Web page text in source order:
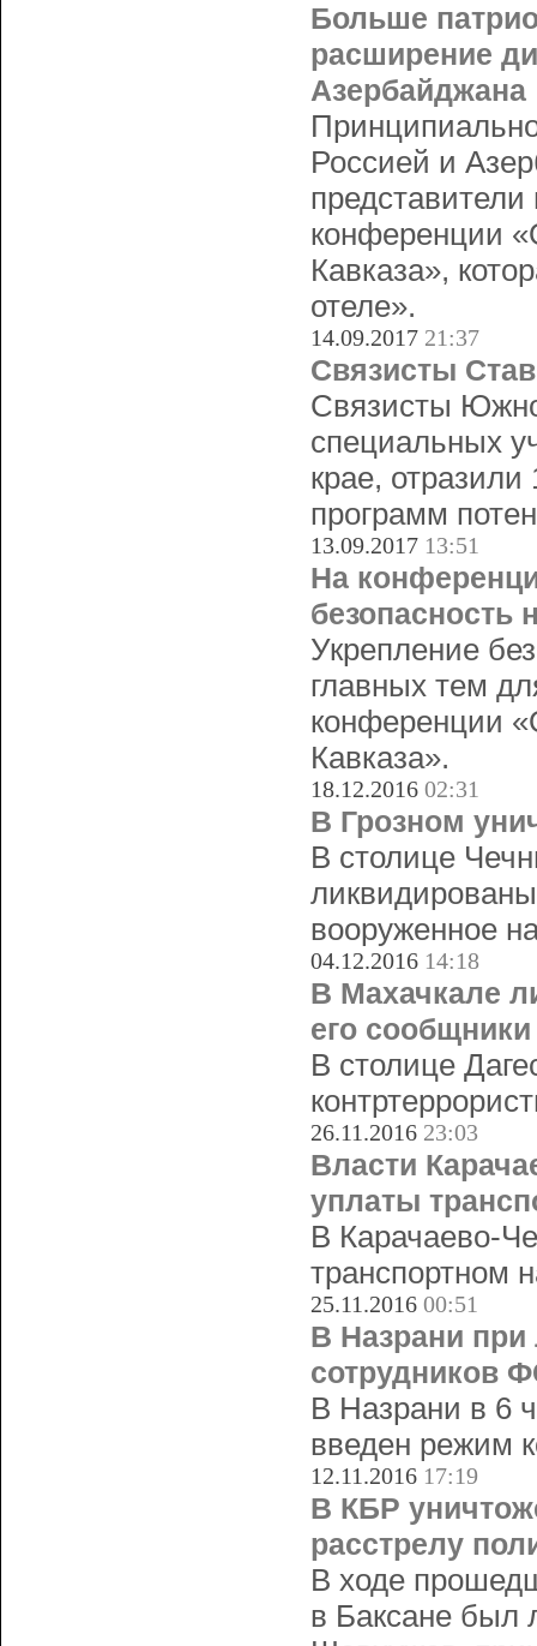
Больше
расширение
Азербайджана
Россией и
представители
конференции
Кавказа»,
отеле».
14.09.2017 21:37
Связисты
Связисты
специальных
крае, отразили
программ
13.09.2017 13:51
На
безопасность
Укрепление
главных тем
конференции
Кавказа».
18.12.2016 02:31
В Грозном
В столице
вооруженное
04.12.2016 14:18
В Махачкале
его сообщники
В столице
26.11.2016 23:03
Власти
уплаты
В Карачаево-
транспортном
25.11.2016 00:51
В Назрани при
сотрудников
В Назрани в 6
введен режим
12.11.2016 17:19
В КБР
расстрелу
В ходе
в Баксане был